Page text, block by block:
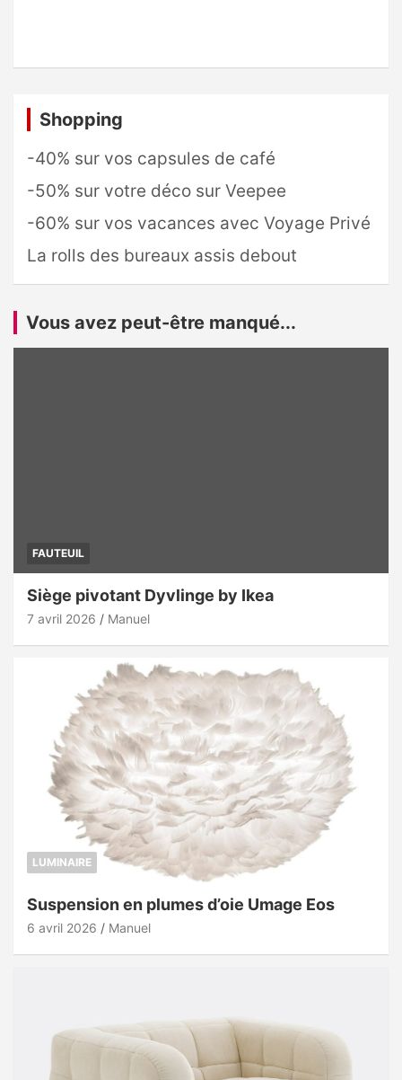
Shopping
-40% sur vos capsules de café
-50% sur votre déco sur Veepee
-60% sur vos vacances avec Voyage Privé
La rolls des bureaux assis debout
Vous avez peut-être manqué...
FAUTEUIL
Siège pivotant Dyvlinge by Ikea
7 avril 2026 Manuel
LUMINAIRE
Suspension en plumes d’oie Umage Eos
6 avril 2026 Manuel